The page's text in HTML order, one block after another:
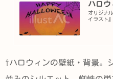
ハロウ
オリジナ
イラスト』
⇧ハロウィンの壁紙・背景。